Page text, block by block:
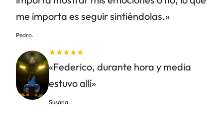
me importa es seguir sintiéndolas.»
Pedro.
★★★★★
«Federico, durante hora y media
estuvo allí»
Susana.